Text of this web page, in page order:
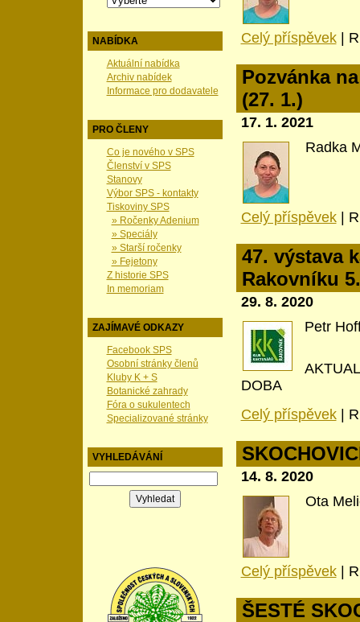
NABÍDKA
Aktuální nabídka
Archiv nabídek
Informace pro dodavatele
PRO ČLENY
Co je nového v SPS
Členství v SPS
Stanovy
Výbor SPS - kontakty
Tiskoviny SPS
» Ročenky Adenium
» Speciály
» Starší ročenky
» Fejetony
Z historie SPS
In memoriam
ZAJÍMAVÉ ODKAZY
Facebook SPS
Osobní stránky členů
Kluby K + S
Botanické zahrady
Fóra o sukulentech
Specializované stránky
VYHLEDÁVÁNÍ
Celý příspěvek
Pozvánka
(27. 1.)
17. 1. 2021
Radka
Celý příspěvek
47. výstava
Rakovníku
29. 8. 2020
Petr
DOBA
Celý příspěvek
14. 8. 2020
Ota
Celý příspěvek
ŠESTÉ